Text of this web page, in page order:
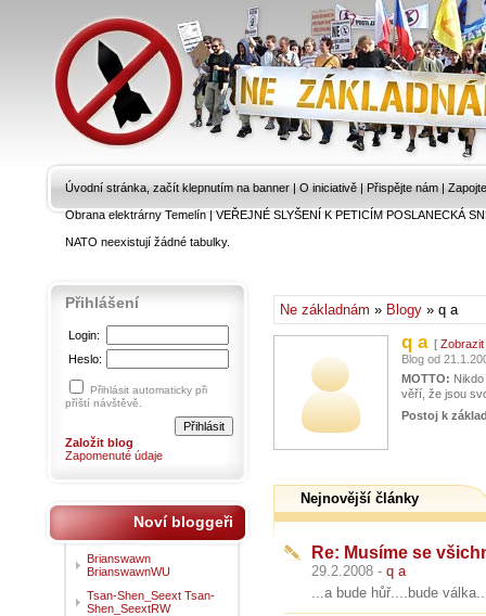
Úvodní stránka, začít klepnutím na banner | O iniciativě | Přispějte nám |
Obrana elektrárny Temelín|VEŘEJNÉ SLYŠENÍ K PETICÍM POSLANECKÁ
NATO neexistují žádné tabulky.
Ne základnám » Blogy » q a
q a[ Zobrazit
Blog od
MOTTO:
věří, že jsou
Postoj k
Nejnovější články
Re: Musíme se
29.2.2008 - q a
...a bude hůř....bude
Přihlášení
Login:
Heslo:
Přihlásit automaticky při
příští návštěvě.
Založit blog
Zapomenuté údaje
Noví bloggeři
Brianswawn
BrianswawnWU
Tsan-Shen_Seext Tsan-
Shen_SeextRW